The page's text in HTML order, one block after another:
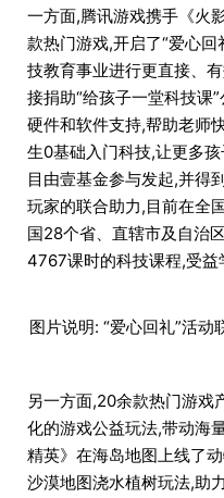
一方面,腾讯游戏携手《火
款热门游戏,开启了“爱心
技教育事业进行更直接、
接捐助“给孩子一堂科技课
硬件和软件支持,帮助老师
生0基础入门科技,让更多
目由壹基金参与发起,并得
玩家的联合助力,目前在全
国28个省、直辖市及自治
4767课时的科技课程,受益
图片说明: “爱心回礼”活
另一方面,20余款热门游戏
化的游戏公益玩法,带动海
精英》在海岛地图上线了
沙漠地图浇水植树玩法,助